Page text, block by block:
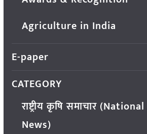
Agriculture in India
E-paper
CATEGORY
राष्ट्रीय कृषि समाचार
News)